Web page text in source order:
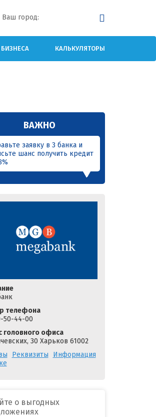
Ваш город:
КАЛЬКУЛЯТОРЫ
ВАЖНО
заявку в 3 банка и
шанс получить кредит
телефона
50-44-00
головного офиса
30 Харьков 61002
Реквизиты
Информация
о выгодных